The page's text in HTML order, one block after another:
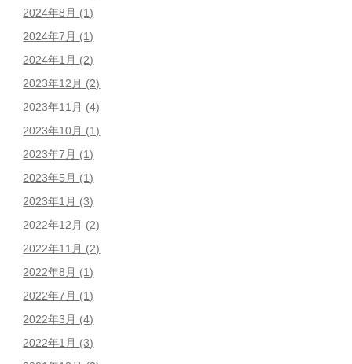
2024年8月 (1)
2024年7月 (1)
2024年1月 (2)
2023年12月 (2)
2023年11月 (4)
2023年10月 (1)
2023年7月 (1)
2023年5月 (1)
2023年1月 (3)
2022年12月 (2)
2022年11月 (2)
2022年8月 (1)
2022年7月 (1)
2022年3月 (4)
2022年1月 (3)